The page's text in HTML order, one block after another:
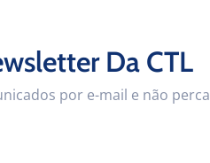
Da CTL
por e-mail e não perca